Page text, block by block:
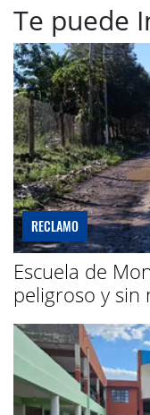
Te puede
RECLAMO
Escuela de
peligroso y